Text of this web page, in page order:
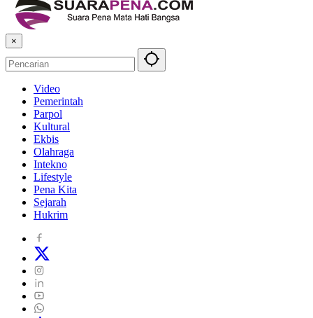
×
Video
Pemerintah
Parpol
Kultural
Ekbis
Olahraga
Intekno
Lifestyle
Pena Kita
Sejarah
Hukrim